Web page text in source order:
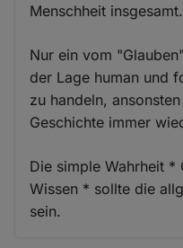
Menschheit insgesamt.
Nur ein vom
der Lage human und
zu handeln,
Geschichte immer
Die simple Wahrheit *
Wissen * sollte die
sein.